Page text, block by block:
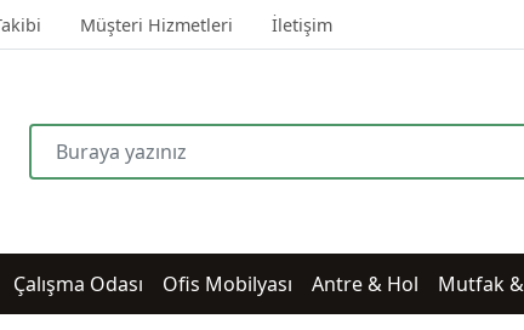
Müşteri Hizmetleri İletişim
Çalışma Odası Ofis Mobilyası Antre & Hol Mutfak &